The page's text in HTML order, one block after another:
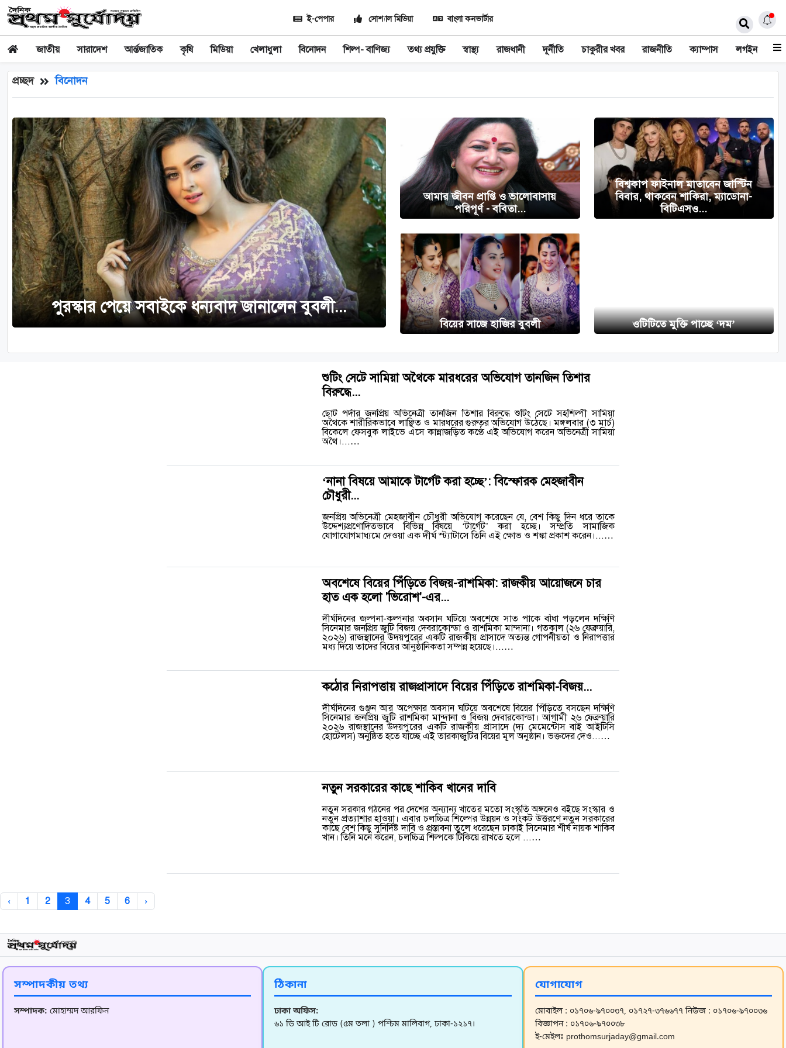
ই-পেপার সোশ্যাল মিডিয়া বাংলা কনভার্টার
জাতীয় সারাদেশ আর্ন্তজাতিক কৃষি মিডিয়া খেলাধুলা বিনোদন শিল্প- বাণিজ্য তথ্য প্রযুক্তি স্বাস্থ্য রাজধানী দূর্নীতি চাকুরীর খবর রাজনীতি ক্যাম্পাস লগইন
প্রচ্ছদ বিনোদন
পুরস্কার পেয়ে সবাইকে ধন্যবাদ জানালেন বুবলী...
আমার জীবন প্রাপ্তি ও ভালোবাসায়
পরিপূর্ণ - ববিতা...
বিশ্বকাপ ফাইনাল মাতাবেন জাস্টিন
বিবার, থাকবেন শাকিরা, ম্যাডোনা-
বিটিএসও...
বিয়ের সাজে হাজির বুবলী ওটিটিতে মুক্তি পাচ্ছে ‘দম’
শুটিং সেটে সামিয়া অথৈকে মারধরের অভিযোগ তানজিন তিশার
বিরুদ্ধে...
ছোট পর্দার জনপ্রিয় অভিনেত্রী তানজিন তিশার বিরুদ্ধে শুটিং সেটে সহশিল্পী সামিয়া
অথৈকে শারীরিকভাবে লাঞ্ছিত ও মারধরের গুরুতর অভিযোগ উঠেছে। মঙ্গলবার (৩ মার্চ)
বিকেলে ফেসবুক লাইভে এসে কান্নাজড়িত কণ্ঠে এই অভিযোগ করেন অভিনেত্রী সামিয়া
অথৈ।...…
‘নানা বিষয়ে আমাকে টার্গেট করা হচ্ছে’: বিস্ফোরক মেহজাবীন
চৌধুরী...
জনপ্রিয় অভিনেত্রী মেহজাবীন চৌধুরী অভিযোগ করেছেন যে, বেশ কিছু দিন ধরে তাকে
উদ্দেশ্যপ্রণোদিতভাবে বিভিন্ন বিষয়ে ‘টার্গেট’ করা হচ্ছে। সম্প্রতি সামাজিক
যোগাযোগমাধ্যমে দেওয়া এক দীর্ঘ স্ট্যাটাসে তিনি এই ক্ষোভ ও শঙ্কা প্রকাশ করেন।...…
অবশেষে বিয়ের পিঁড়িতে বিজয়-রাশমিকা: রাজকীয় আয়োজনে চার
হাত এক হলো 'ভিরোশ'-এর...
দীর্ঘদিনের জল্পনা-কল্পনার অবসান ঘটিয়ে অবশেষে সাত পাকে বাঁধা পড়লেন দক্ষিণি
সিনেমার জনপ্রিয় জুটি বিজয় দেবরাকোন্ডা ও রাশমিকা মান্দানা। গতকাল (২৬ ফেব্রুয়ারি,
২০২৬) রাজস্থানের উদয়পুরের একটি রাজকীয় প্রাসাদে অত্যন্ত গোপনীয়তা ও নিরাপত্তার
মধ্য দিয়ে তাদের বিয়ের আনুষ্ঠানিকতা সম্পন্ন হয়েছে।...…
কঠোর নিরাপত্তায় রাজপ্রাসাদে বিয়ের পিঁড়িতে রাশমিকা-বিজয়...
দীর্ঘদিনের গুঞ্জন আর অপেক্ষার অবসান ঘটিয়ে অবশেষে বিয়ের পিঁড়িতে বসছেন দক্ষিণি
সিনেমার জনপ্রিয় জুটি রাশমিকা মান্দানা ও বিজয় দেবারকোন্ডা। আগামী ২৬ ফেব্রুয়ারি
২০২৬ রাজস্থানের উদয়পুরের একটি রাজকীয় প্রাসাদে (দ্য মেমেন্টোস বাই আইটিসি
হোটেলস) অনুষ্ঠিত হতে যাচ্ছে এই তারকাজুটির বিয়ের মূল অনুষ্ঠান। ভক্তদের দেও...…
নতুন সরকারের কাছে শাকিব খানের দাবি
নতুন সরকার গঠনের পর দেশের অন্যান্য খাতের মতো সংস্কৃতি অঙ্গনেও বইছে সংস্কার ও
নতুন প্রত্যাশার হাওয়া। এবার চলচ্চিত্র শিল্পের উন্নয়ন ও সংকট উত্তরণে নতুন সরকারের
কাছে বেশ কিছু সুনির্দিষ্ট দাবি ও প্রস্তাবনা তুলে ধরেছেন ঢাকাই সিনেমার শীর্ষ নায়ক শাকিব
খান। তিনি মনে করেন, চলচ্চিত্র শিল্পকে টিকিয়ে রাখতে হলে ...…
‹ 1 2 3 4 5 6 ›
সম্পাদকীয় তথ্য
সম্পাদক: মোহাম্মদ আরফিন
ঠিকানা
ঢাকা অফিস:
৬১ ডি আই টি রোড (৫ম তলা ) পশ্চিম মালিবাগ, ঢাকা-১২১৭।
যোগাযোগ
মোবাইল : ০১৭০৬-৯৭০০৩৭, ০১৭২৭-৩৭৬৬৭৭ নিউজ : ০১৭০৬-৯৭০০৩৬
বিজ্ঞাপন : ০১৭০৬-৯৭০০৩৮
ই-মেইলঃ prothomsurjaday@gmail.com